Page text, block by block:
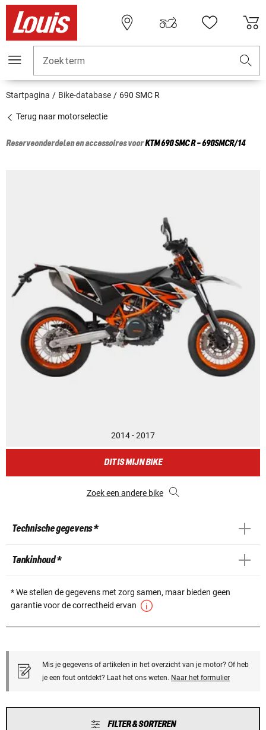
Zoekterm
Startpagina Bike-database 690 SMC R
Terug naar motorselectie
Reserveonderdelen en accessoires voorKTM690 SMC R - 690SMCR/14
2014 - 2017
DIT IS MIJN BIKE
Zoek een andere bike
Technische gegevens *
Tankinhoud *
* We stellen de gegevens met zorg samen, maar bieden geen
garantie voor de correctheid ervan
Mis je gegevens of artikelen in het overzicht van je motor? Of heb
je een fout ontdekt? Laat het ons weten. Naar het formulier
FILTER & SORTEREN